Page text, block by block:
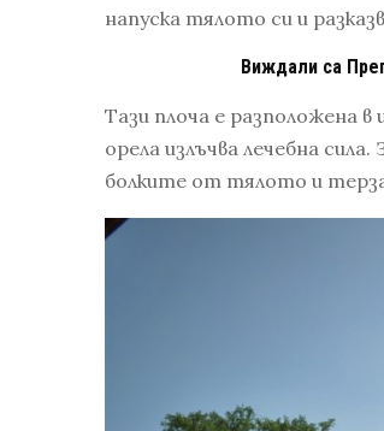
напуска тялото си и
Виждали са
Тази плоча е разположена
орела излъчва лечебна
болките от тялото и